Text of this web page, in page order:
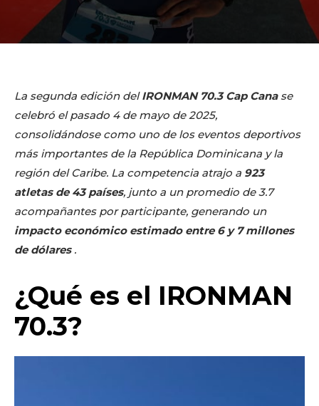
La segunda edición delIRONMAN 70.3 Cap Canase
celebró el pasado 4 de mayo de 2025,
consolidándose como uno de los eventos deportivos
más importantes de la República Dominicana y la
región del Caribe. La competencia atrajo a 923
atletas de 43 países, junto a un promedio de 3.7
acompañantes por participante, generando un
impacto económico estimado entre 6 y 7 millones
de dólares .
¿Qué es el IRONMAN
70.3?